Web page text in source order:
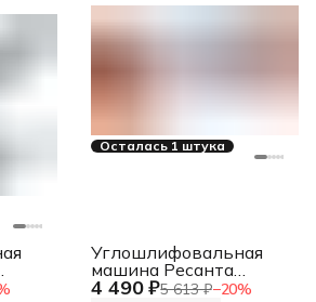
Осталась 1 штука
4 490 ₽5 613 ₽−20%
Углошлифовальная
машина Ресанта
УШМ-125/1100Э